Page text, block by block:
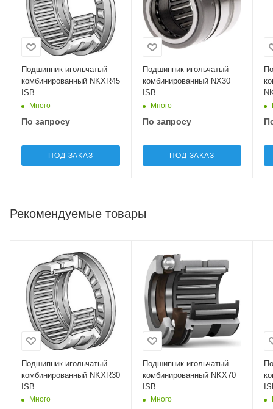
Подшипник игольчатый
комбинированный NKXR45
ISB
Много
По запросу
ПОД ЗАКАЗ
Подшипник игольчатый
комбинированный NX30
ISB
Много
По запросу
ПОД ЗАКАЗ
Рекомендуемые товары
Подшипник игольчатый
комбинированный NKXR30
ISB
Много
Подшипник игольчатый
комбинированный NKX70
ISB
Много